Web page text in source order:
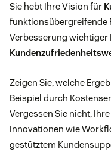
Sie hebt Ihre Vision für
funktionsübergreifende
Verbesserung wichtiger
Zeigen Sie, welche
Beispiel durch
Vergessen Sie nicht,
Innovationen wie
gestütztem